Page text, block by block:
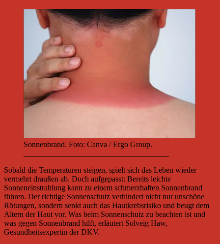
Sonnenbrand. Foto: Canva / Ergo Group.
Sobald die Temperaturen steigen, spielt sich das Leben wieder
vermehrt draußen ab. Doch aufgepasst: Bereits leichte
Sonneneinstrahlung kann zu einem schmerzhaften Sonnenbrand
führen. Der richtige Sonnenschutz verhindert nicht nur unschöne
Rötungen, sondern senkt auch das Hautkrebsrisiko und beugt dem
Altern der Haut vor. Was beim Sonnenschutz zu beachten ist und
was gegen Sonnenbrand hilft, erläutert Solveig Haw,
Gesundheitsexpertin der DKV.